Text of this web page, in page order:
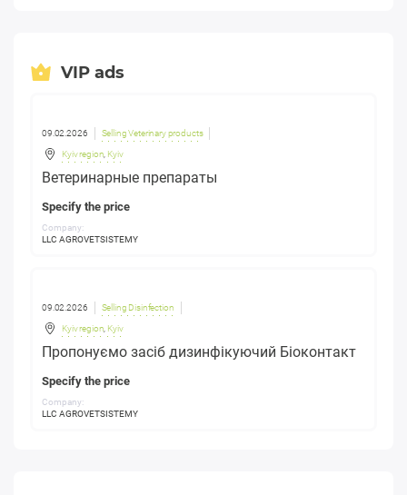
VIP ads
09.02.2026 Selling Veterinary products
Kyiv region Kyiv
Ветеринарные препараты
Specify the price
Company:
LLC AGROVETSISTEMY
09.02.2026 Selling Disinfection
Kyiv region Kyiv
Пропонуємо засіб дизинфікуючий Біоконтакт
Specify the price
Company:
LLC AGROVETSISTEMY